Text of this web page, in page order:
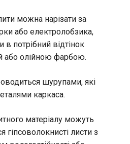
можна нарізати за
або електролобзика,
в потрібний відтінок
або олійною фарбою.
шурупами, які
каркаса.
матеріалу можуть
гіпсоволокнисті листи з